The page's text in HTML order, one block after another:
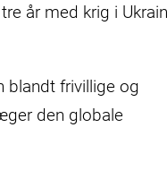
år med krig i
blandt frivillige og
den globale